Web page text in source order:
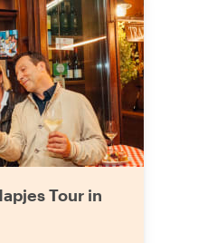
Tour in